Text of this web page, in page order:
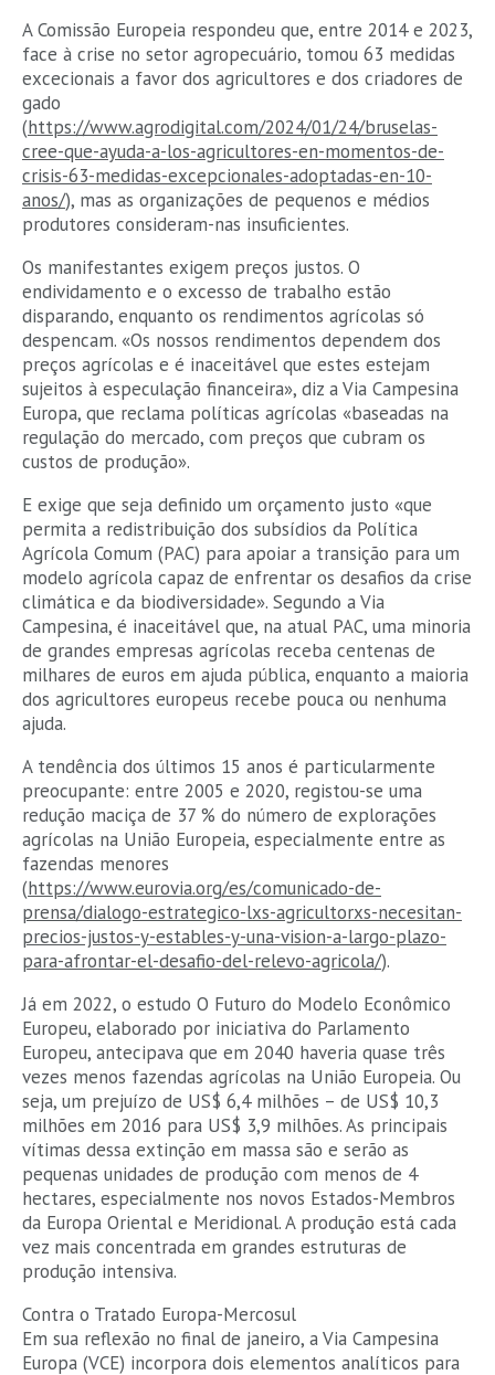
A Comissão Europeia respondeu que, entre 2014 e 2023,
face à crise no setor agropecuário, tomou 63 medidas
excecionais a favor dos agricultores e dos criadores de
gado
(https://www.agrodigital.com/2024/01/24/bruselas-
cree-que-ayuda-a-los-agricultores-en-momentos-de-
crisis-63-medidas-excepcionales-adoptadas-en-10-
anos/), mas as organizações de pequenos e médios
produtores consideram-nas insuficientes.
Os manifestantes exigem preços justos. O
endividamento e o excesso de trabalho estão
disparando, enquanto os rendimentos agrícolas só
despencam. «Os nossos rendimentos dependem dos
preços agrícolas e é inaceitável que estes estejam
sujeitos à especulação financeira», diz a Via Campesina
Europa, que reclama políticas agrícolas «baseadas na
regulação do mercado, com preços que cubram os
custos de produção».
E exige que seja definido um orçamento justo «que
permita a redistribuição dos subsídios da Política
Agrícola Comum (PAC) para apoiar a transição para um
modelo agrícola capaz de enfrentar os desafios da crise
climática e da biodiversidade». Segundo a Via
Campesina, é inaceitável que, na atual PAC, uma minoria
de grandes empresas agrícolas receba centenas de
milhares de euros em ajuda pública, enquanto a maioria
dos agricultores europeus recebe pouca ou nenhuma
ajuda.
A tendência dos últimos 15 anos é particularmente
preocupante: entre 2005 e 2020, registou-se uma
redução maciça de 37 % do número de explorações
agrícolas na União Europeia, especialmente entre as
fazendas menores
(https://www.eurovia.org/es/comunicado-de-
prensa/dialogo-estrategico-lxs-agricultorxs-necesitan-
precios-justos-y-estables-y-una-vision-a-largo-plazo-
para-afrontar-el-desafio-del-relevo-agricola/).
Já em 2022, o estudo O Futuro do Modelo Econômico
Europeu, elaborado por iniciativa do Parlamento
Europeu, antecipava que em 2040 haveria quase três
vezes menos fazendas agrícolas na União Europeia. Ou
seja, um prejuízo de US$ 6,4 milhões – de US$ 10,3
milhões em 2016 para US$ 3,9 milhões. As principais
vítimas dessa extinção em massa são e serão as
pequenas unidades de produção com menos de 4
hectares, especialmente nos novos Estados-Membros
da Europa Oriental e Meridional. A produção está cada
vez mais concentrada em grandes estruturas de
produção intensiva.
Contra o Tratado Europa-Mercosul
Em sua reflexão no final de janeiro, a Via Campesina
Europa (VCE) incorpora dois elementos analíticos para